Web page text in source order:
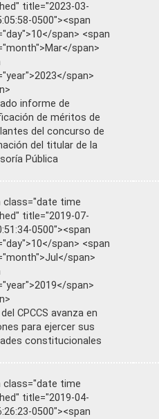
title="2023-03-
0500"><span
span> <span
span>
span>
informe de
de méritos de
del concurso de
del titular de la
Pública
class="date time
title="2019-07-
0500"><span
span> <span
span>
span>
CPCCS avanza en
para ejercer sus
constitucionales
class="date time
title="2019-04-
0500"><span